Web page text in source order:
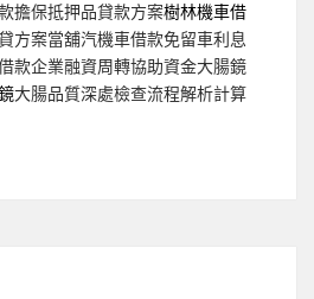
擔保抵押品貸款方案樹林機車借
方案當舖汽機車借款免留車利息
款企業融資周轉協助資金大腸鏡
大腸品質深處檢查流程解析計算